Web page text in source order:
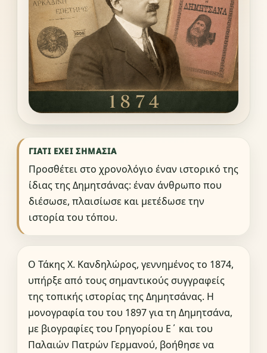
ΓΙΑΤΊ ΈΧΕΙ ΣΗΜΑΣΊΑ
Προσθέτει στο χρονολόγιο έναν ιστορικό της
ίδιας της Δημητσάνας: έναν άνθρωπο που
διέσωσε, πλαισίωσε και μετέδωσε την
ιστορία του τόπου.
Ο Τάκης Χ. Κανδηλώρος, γεννημένος το 1874,
υπήρξε από τους σημαντικούς συγγραφείς
της τοπικής ιστορίας της Δημητσάνας. Η
μονογραφία του του 1897 για τη Δημητσάνα,
με βιογραφίες του Γρηγορίου Ε΄ και του
Παλαιών Πατρών Γερμανού, βοήθησε να